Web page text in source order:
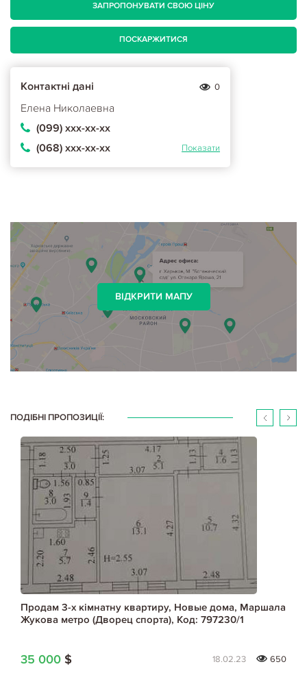
ЗАПРОПОНУВАТИ СВОЮ ЦІНУ
ПОСКАРЖИТИСЯ
Контактні дані 0
Елена Николаевна
(099) ххх-хх-хх
(068) ххх-хх-хх
Показати
ВІДКРИТИ МАПУ
ПОДІБНІ ПРОПОЗИЦІЇ:
Продам 3-х кімнатну квартиру, Новые дома, Маршала
Жукова метро (Дворец спорта), Код: 797230/1
35 000 $ 18.02.23
650